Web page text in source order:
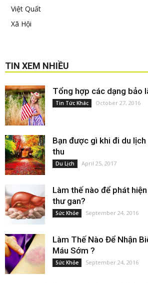
Việt Quất
Xã Hội
TIN XEM NHIỀU
Tổng hợp các dạng bảo
Tin Tức Khác October 27, 2016
Bạn được gì khi đi du
thu
Du Lịch April 25, 2017
Làm thế nào để phát
thư gan?
Sức Khỏe September 24, 2016
Làm Thế Nào Để Nhận
Máu Sớm ?
Sức Khỏe September 24, 2016